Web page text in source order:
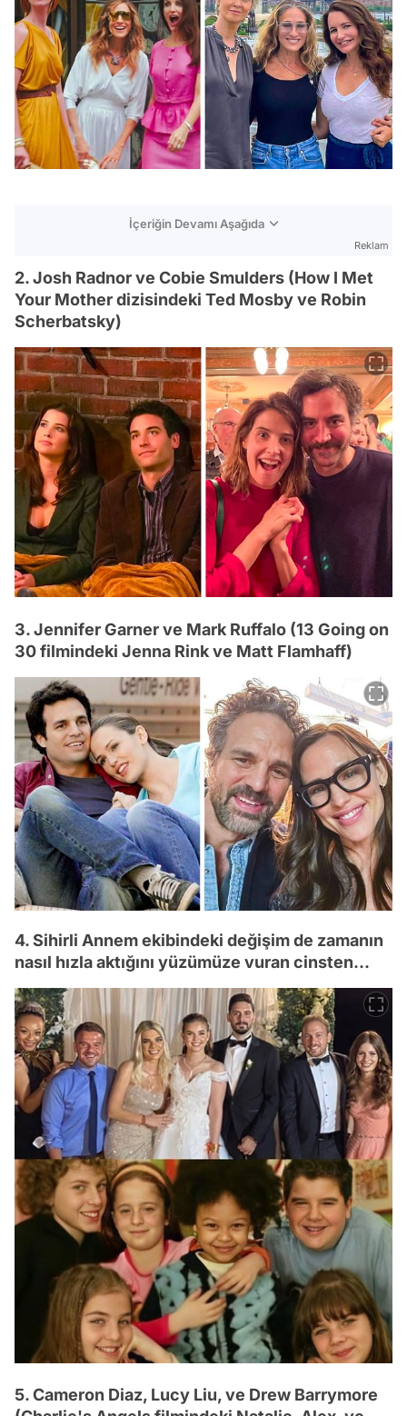
İçeriğin Devamı Aşağıda
Reklam
2. Josh Radnor ve Cobie Smulders (How I Met
Your Mother dizisindeki Ted Mosby ve Robin
Scherbatsky)
3. Jennifer Garner ve Mark Ruffalo (13 Going on
30 filmindeki Jenna Rink ve Matt Flamhaff)
4. Sihirli Annem ekibindeki değişim de zamanın
nasıl hızla aktığını yüzümüze vuran cinsten...
5. Cameron Diaz, Lucy Liu, ve Drew Barrymore